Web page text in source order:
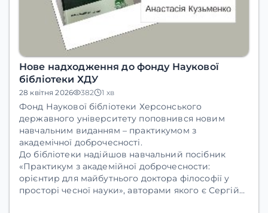
Нове надходження до фонду Наукової
бібліотеки ХДУ
28 квітня 2026 382 1 хв
Фонд Наукової бібліотеки Херсонського
державного університету поповнився новим
навчальним виданням – практикумом з
академічної доброчесності.
До бібліотеки надійшов навчальний посібник
«Практикум з академійної доброчесности:
орієнтир для майбутнього доктора філософії у
просторі чесної науки», авторами якого є Сергій